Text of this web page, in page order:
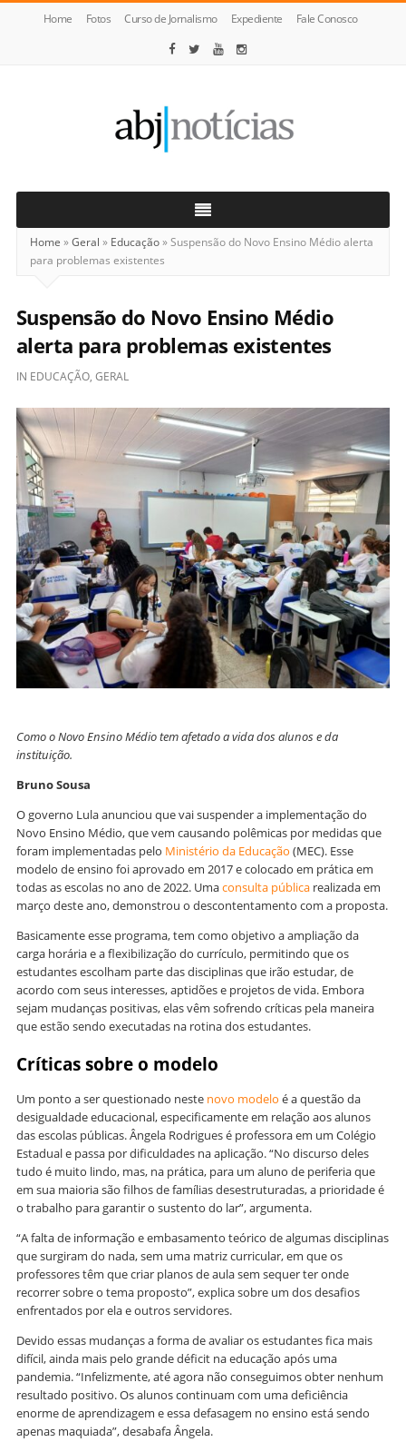
Home Fotos Curso de Jornalismo Expediente Fale Conosco
Notícias
Home »Geral » Educação»Suspensão do Novo Ensino Médio alerta
para problemas existentes
Suspensão do Novo Ensino Médio
alerta para problemas existentes
IN EDUCAÇÃO, GERAL
Como o Novo Ensino Médio tem afetado a vida dos alunos e da
instituição.
Bruno Sousa
O governo Lula anunciou que vai suspender a implementação do
Novo Ensino Médio, que vem causando polêmicas por medidas que
foram implementadas pelo Ministério da Educação (MEC). Esse
modelo de ensino foi aprovado em 2017 e colocado em prática em
todas as escolas no ano de 2022. Umaconsulta pública realizada em
março deste ano, demonstrou o descontentamento com a proposta.
Basicamente esse programa, tem como objetivo a ampliação da
carga horária e a flexibilização do currículo, permitindo que os
estudantes escolham parte das disciplinas que irão estudar, de
acordo com seus interesses, aptidões e projetos de vida. Embora
sejam mudanças positivas, elas vêm sofrendo críticas pela maneira
que estão sendo executadas na rotina dos estudantes.
Críticas sobre o modelo
Um ponto a ser questionado neste novo modelo é a questão da
desigualdade educacional, especificamente em relação aos alunos
das escolas públicas. Ângela Rodrigues é professora em um Colégio
Estadual e passa por dificuldades na aplicação. “No discurso deles
tudo é muito lindo, mas, na prática, para um aluno de periferia que
em sua maioria são filhos de famílias desestruturadas, a prioridade é
o trabalho para garantir o sustento do lar”, argumenta.
“A falta de informação e embasamento teórico de algumas disciplinas
que surgiram do nada, sem uma matriz curricular, em que os
professores têm que criar planos de aula sem sequer ter onde
recorrer sobre o tema proposto”, explica sobre um dos desafios
enfrentados por ela e outros servidores.
Devido essas mudanças a forma de avaliar os estudantes fica mais
difícil, ainda mais pelo grande déficit na educação após uma
pandemia. “Infelizmente, até agora não conseguimos obter nenhum
resultado positivo. Os alunos continuam com uma deficiência
enorme de aprendizagem e essa defasagem no ensino está sendo
apenas maquiada”, desabafa Ângela.